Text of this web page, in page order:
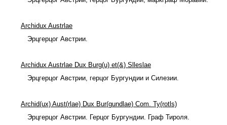
Archidux Austrlae
Эрцгерцог Австрии.
Archidux Austrlae Dux Burg(u) et(&) Slleslae
Эрцгерцог Австрии, герцог Бургундии и Силезии.
Archid(ux) Aust(rlae) Dux Bur(gundlae) Com. Ty(rotls)
Эрцгерцог Австрии. Герцог Бургундии. Граф Тироля.